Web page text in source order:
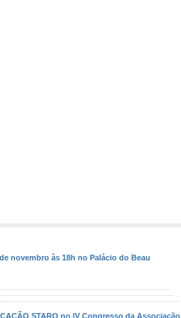
novembro às 18h no Palácio do Beau
STARQ no IV Congresso da Associação